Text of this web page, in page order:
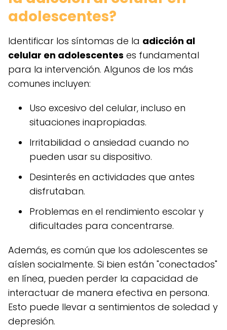
adolescentes?
Identificar los síntomas de la adicción al
celular en adolescentes es fundamental
para la intervención. Algunos de los más
comunes incluyen:
Uso excesivo del celular, incluso en
situaciones inapropiadas.
Irritabilidad o ansiedad cuando no
pueden usar su dispositivo.
Desinterés en actividades que antes
disfrutaban.
Problemas en el rendimiento escolar y
dificultades para concentrarse.
Además, es común que los adolescentes se
aíslen socialmente. Si bien están "conectados"
en línea, pueden perder la capacidad de
interactuar de manera efectiva en persona.
Esto puede llevar a sentimientos de soledad y
depresión.